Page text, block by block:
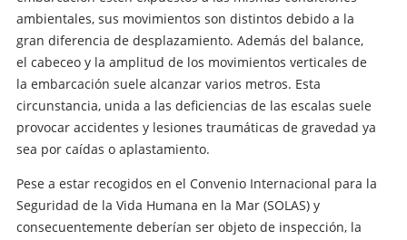
ambientales, sus movimientos son distintos debido a la
gran diferencia de desplazamiento. Además del balance,
el cabeceo y la amplitud de los movimientos verticales de
la embarcación suele alcanzar varios metros. Esta
circunstancia, unida a las deficiencias de las escalas suele
provocar accidentes y lesiones traumáticas de gravedad ya
sea por caídas o aplastamiento.
Pese a estar recogidos en el Convenio Internacional para la
Seguridad de la Vida Humana en la Mar (SOLAS) y
consecuentemente deberían ser objeto de inspección, la